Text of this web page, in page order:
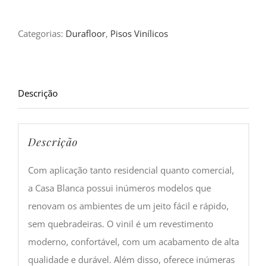
Categorias: Durafloor, Pisos Vinílicos
Descrição
Descrição
Com aplicação tanto residencial quanto comercial,
a Casa Blanca possui inúmeros modelos que
renovam os ambientes de um jeito fácil e rápido,
sem quebradeiras. O vinil é um revestimento
moderno, confortável, com um acabamento de alta
qualidade e durável. Além disso, oferece inúmeras